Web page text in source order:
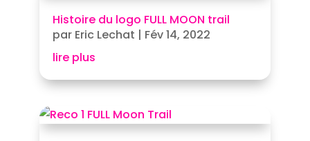
Histoire du logo FULL MOON trail
par Eric Lechat | Fév 14, 2022
lire plus